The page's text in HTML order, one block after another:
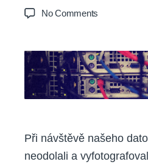
author
No Comments
datacentrum
Při návštěvě našeho
neodolali a